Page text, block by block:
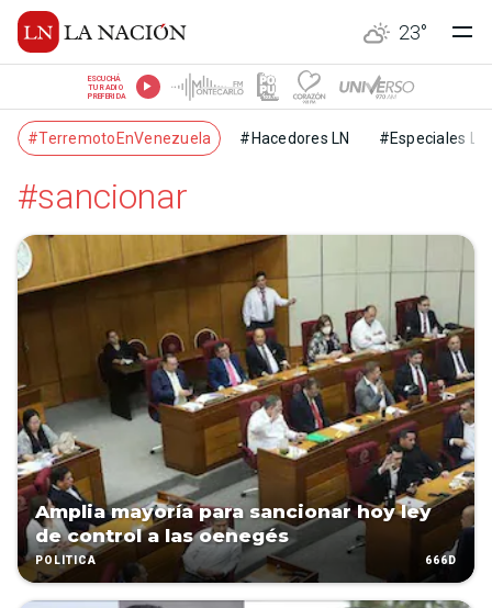
23°
ESCUCHÁ
TU RADIO
PREFERIDA
#TerremotoEnVenezuela #Hacedores LN #Especiales LN
#sancionar
Amplia mayoría para sancionar hoy ley
de control a las oenegés
POLÍTICA 666D